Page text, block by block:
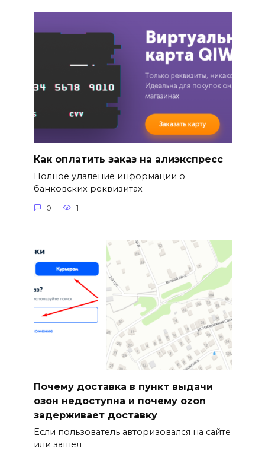
Как оплатить заказ на алиэкспресс
Полное удаление информации о
банковских реквизитах
0 1
Почему доставка в пункт выдачи
озон недоступна и почему ozon
задерживает доставку
Если пользователь авторизовался на сайте
или зашел